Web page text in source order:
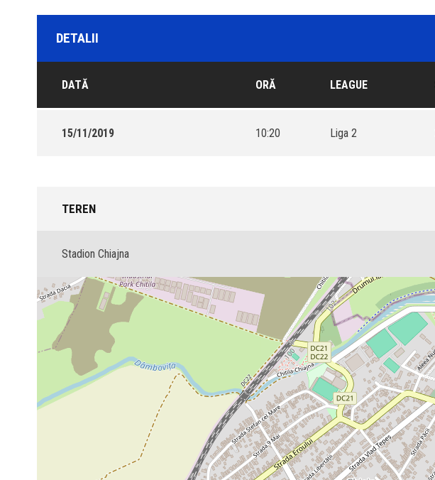
DETALII
DATĂ ORĂ LEAGUE
15/11/2019 10:20 Liga 2
TEREN
Stadion Chiajna